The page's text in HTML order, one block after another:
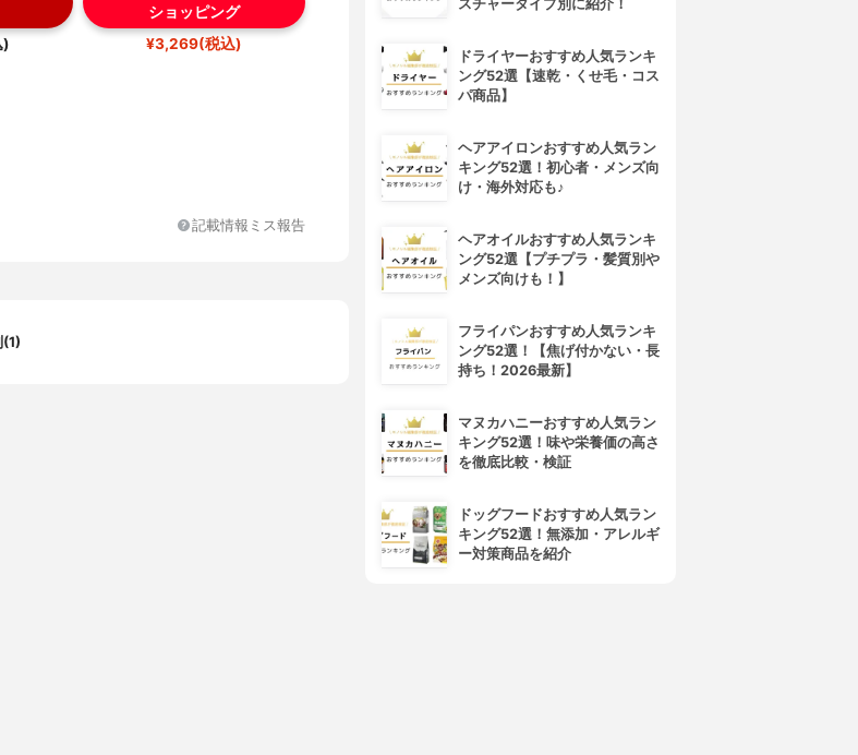
)
ショッピング
¥3,269(税込)
記載情報ミス報告
(1)
スチャータイプ別に紹介！
ドライヤーおすすめ人気ランキ
ング52選【速乾・くせ毛・コス
パ商品】
ヘアアイロンおすすめ人気ラン
キング52選！初心者・メンズ向
け・海外対応も♪
ヘアオイルおすすめ人気ランキ
ング52選【プチプラ・髪質別や
メンズ向けも！】
フライパンおすすめ人気ランキ
ング52選！【焦げ付かない・長
持ち！2026最新】
マヌカハニーおすすめ人気ラン
キング52選！味や栄養価の高さ
を徹底比較・検証
ドッグフードおすすめ人気ラン
キング52選！無添加・アレルギ
ー対策商品を紹介